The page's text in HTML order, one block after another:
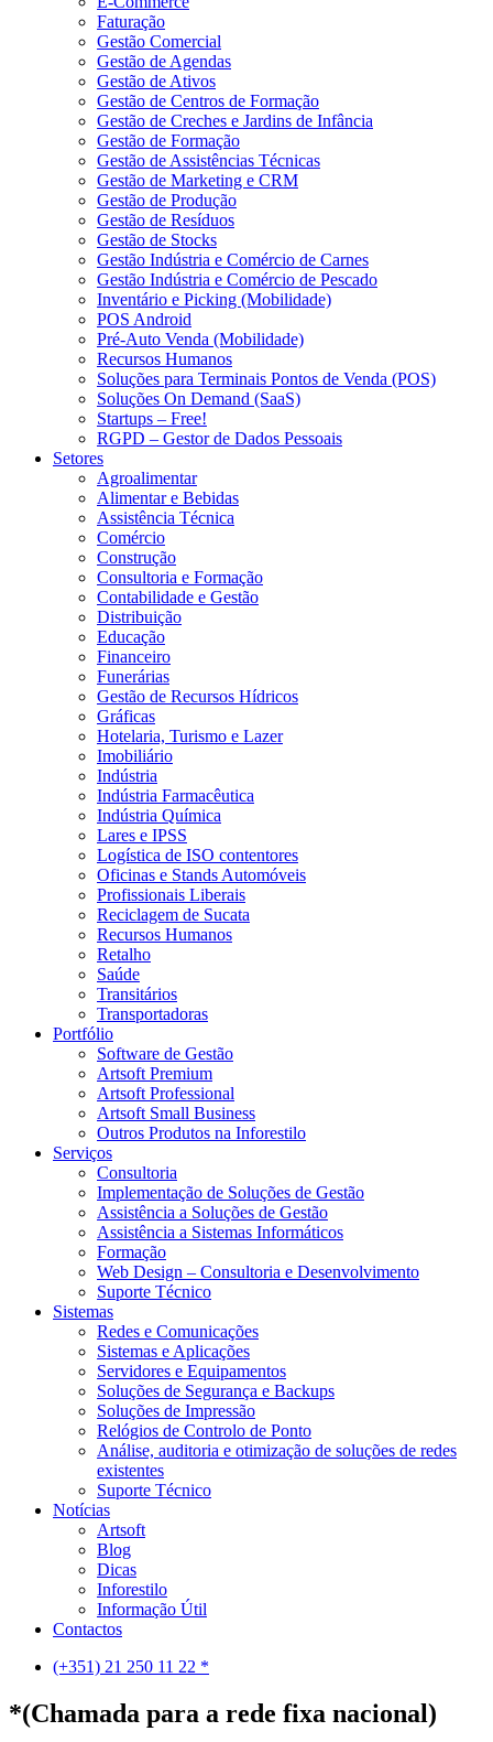
Faturação
Gestão Comercial
Gestão de Agendas
Gestão de Ativos
Gestão de Centros de Formação
Gestão de Creches e Jardins de Infância
Gestão de Formação
Gestão de Assistências Técnicas
Gestão de Marketing e CRM
Gestão de Produção
Gestão de Resíduos
Gestão de Stocks
Gestão Indústria e Comércio de Carnes
Gestão Indústria e Comércio de Pescado
Inventário e Picking (Mobilidade)
POS Android
Pré-Auto Venda (Mobilidade)
Recursos Humanos
Soluções para Terminais Pontos de Venda (POS)
Soluções On Demand (SaaS)
Startups – Free!
RGPD – Gestor de Dados Pessoais
Setores
Agroalimentar
Alimentar e Bebidas
Assistência Técnica
Comércio
Construção
Consultoria e Formação
Contabilidade e Gestão
Distribuição
Educação
Financeiro
Funerárias
Gestão de Recursos Hídricos
Gráficas
Hotelaria, Turismo e Lazer
Imobiliário
Indústria
Indústria Farmacêutica
Indústria Química
Lares e IPSS
Logística de ISO contentores
Oficinas e Stands Automóveis
Profissionais Liberais
Reciclagem de Sucata
Recursos Humanos
Retalho
Saúde
Transitários
Transportadoras
Portfólio
Software de Gestão
Artsoft Premium
Artsoft Professional
Artsoft Small Business
Outros Produtos na Inforestilo
Serviços
Consultoria
Implementação de Soluções de Gestão
Assistência a Soluções de Gestão
Assistência a Sistemas Informáticos
Formação
Web Design – Consultoria e Desenvolvimento
Suporte Técnico
Sistemas
Redes e Comunicações
Sistemas e Aplicações
Servidores e Equipamentos
Soluções de Segurança e Backups
Soluções de Impressão
Relógios de Controlo de Ponto
Análise, auditoria e otimização de soluções de redes
existentes
Suporte Técnico
Notícias
Artsoft
Blog
Dicas
Inforestilo
Informação Útil
Contactos
(+351) 21 250 11 22 *
*(Chamada para a rede fixa nacional)